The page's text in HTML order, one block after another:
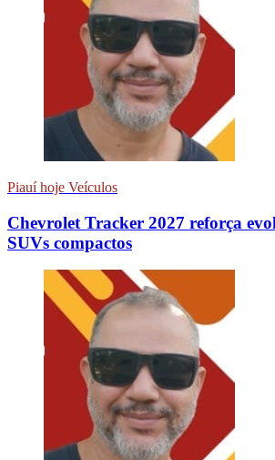
Piauí hoje Veículos
Chevrolet Tracker 2027 reforça
SUVs compactos